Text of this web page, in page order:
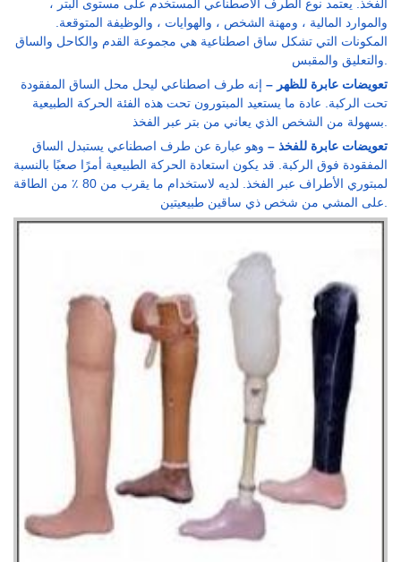
الفخذ. يعتمد نوع الطرف الاصطناعي المستخدم على مستوى البتر ،
والموارد المالية ، ومهنة الشخص ، والهوايات ، والوظيفة المتوقعة.
المكونات التي تشكل ساق اصطناعية هي مجموعة القدم والكاحل والساق
تعويضات عابرة للظهر – إنه طرف اصطناعي ليحل محل الساق المفقودة
تحت الركبة. عادة ما يستعيد المبتورون تحت هذه الفئة الحركة الطبيعية
تعويضات عابرة للفخذ – وهو عبارة عن طرف اصطناعي يستبدل الساق
المفقودة فوق الركبة. قد يكون استعادة الحركة الطبيعية أمرًا صعبًا بالنسبة
لمبتوري الأطراف عبر الفخذ. لديه لاستخدام ما يقرب من 80 ٪ من الطاقة